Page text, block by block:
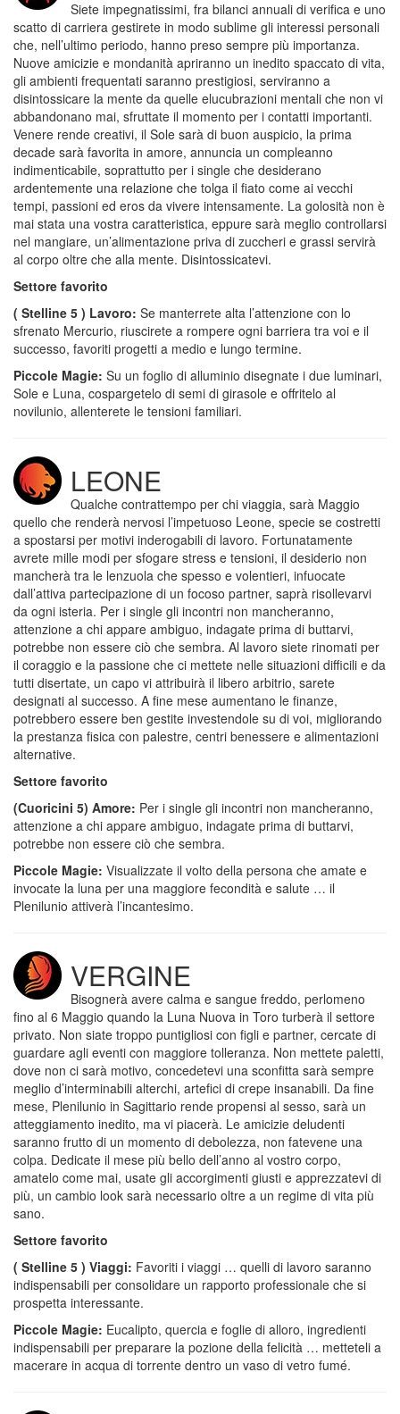
Siete impegnatissimi, fra bilanci annuali di verifica e uno
scatto di carriera gestirete in modo sublime gli interessi personali
che, nell’ultimo periodo, hanno preso sempre più importanza.
Nuove amicizie e mondanità apriranno un inedito spaccato di vita,
gli ambienti frequentati saranno prestigiosi, serviranno a
disintossicare la mente da quelle elucubrazioni mentali che non vi
abbandonano mai, sfruttate il momento per i contatti importanti.
Venere rende creativi, il Sole sarà di buon auspicio, la prima
decade sarà favorita in amore, annuncia un compleanno
indimenticabile, soprattutto per i single che desiderano
ardentemente una relazione che tolga il fiato come ai vecchi
tempi, passioni ed eros da vivere intensamente. La golosità non è
mai stata una vostra caratteristica, eppure sarà meglio controllarsi
nel mangiare, un’alimentazione priva di zuccheri e grassi servirà
al corpo oltre che alla mente. Disintossicatevi.
Settore favorito
( Stelline 5 ) Lavoro: Se manterrete alta l’attenzione con lo
sfrenato Mercurio, riuscirete a rompere ogni barriera tra voi e il
successo, favoriti progetti a medio e lungo termine.
Piccole Magie: Su un foglio di alluminio disegnate i due luminari,
Sole e Luna, cospargetelo di semi di girasole e offritelo al
novilunio, allenterete le tensioni familiari.
LEONE
Qualche contrattempo per chi viaggia, sarà Maggio
quello che renderà nervosi l’impetuoso Leone, specie se costretti
a spostarsi per motivi inderogabili di lavoro. Fortunatamente
avrete mille modi per sfogare stress e tensioni, il desiderio non
mancherà tra le lenzuola che spesso e volentieri, infuocate
dall’attiva partecipazione di un focoso partner, saprà risollevarvi
da ogni isteria. Per i single gli incontri non mancheranno,
attenzione a chi appare ambiguo, indagate prima di buttarvi,
potrebbe non essere ciò che sembra. Al lavoro siete rinomati per
il coraggio e la passione che ci mettete nelle situazioni difficili e da
tutti disertate, un capo vi attribuirà il libero arbitrio, sarete
designati al successo. A fine mese aumentano le finanze,
potrebbero essere ben gestite investendole su di voi, migliorando
la prestanza fisica con palestre, centri benessere e alimentazioni
alternative.
Settore favorito
(Cuoricini 5) Amore: Per i single gli incontri non mancheranno,
attenzione a chi appare ambiguo, indagate prima di buttarvi,
potrebbe non essere ciò che sembra.
Piccole Magie: Visualizzate il volto della persona che amate e
invocate la luna per una maggiore fecondità e salute … il
Plenilunio attiverà l’incantesimo.
VERGINE
Bisognerà avere calma e sangue freddo, perlomeno
fino al 6 Maggio quando la Luna Nuova in Toro turberà il settore
privato. Non siate troppo puntigliosi con figli e partner, cercate di
guardare agli eventi con maggiore tolleranza. Non mettete paletti,
dove non ci sarà motivo, concedetevi una sconfitta sarà sempre
meglio d’interminabili alterchi, artefici di crepe insanabili. Da fine
mese, Plenilunio in Sagittario rende propensi al sesso, sarà un
atteggiamento inedito, ma vi piacerà. Le amicizie deludenti
saranno frutto di un momento di debolezza, non fatevene una
colpa. Dedicate il mese più bello dell’anno al vostro corpo,
amatelo come mai, usate gli accorgimenti giusti e apprezzatevi di
più, un cambio look sarà necessario oltre a un regime di vita più
sano.
Settore favorito
( Stelline 5 ) Viaggi: Favoriti i viaggi … quelli di lavoro saranno
indispensabili per consolidare un rapporto professionale che si
prospetta interessante.
Piccole Magie: Eucalipto, quercia e foglie di alloro, ingredienti
indispensabili per preparare la pozione della felicità … metteteli a
macerare in acqua di torrente dentro un vaso di vetro fumé.